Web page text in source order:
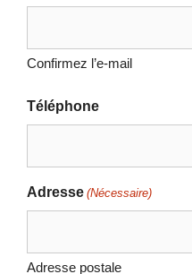
Confirmez l’e-mail
Téléphone
Adresse (Nécessaire)
Adresse postale